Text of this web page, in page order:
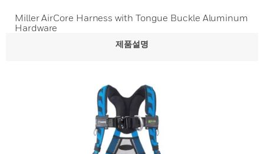
Miller AirCore Harness with Tongue Buckle Aluminum
Hardware
제품설명